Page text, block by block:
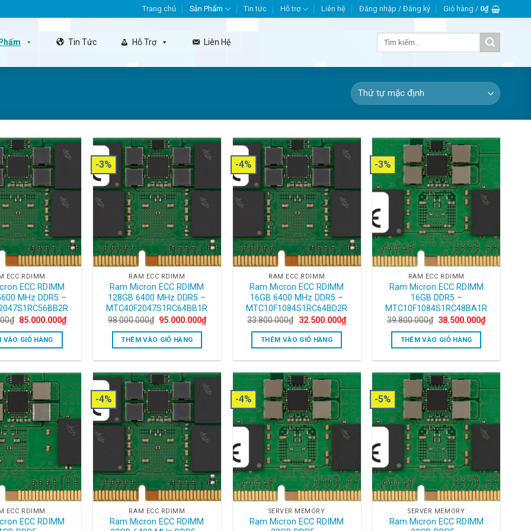
Trang chủ Sản Phẩm Tin tức Hỗ trợ Liên hệ Đăng nhập / Đăng ký Giỏ hàng / 0₫
Tin Tức Hỗ Trợ Liên Hệ
Tìm
ECC RDIMM
ECC RDIMM
MHz DDR5 –
₫ Original
was:
98.000.000₫.
85.000.000₫Current
price
VÀO GIỎ HÀNG
-3%
RAM ECC RDIMM
Ram Micron ECC RDIMM
128GB 6400 MHz DDR5 –
MTC40F2047S1RC64BB1R
98.000.000₫ Original
was:
98.000.000₫.
95.000.000₫Current
price
THÊM VÀO GIỎ HÀNG
-4%
RAM ECC RDIMM
Ram Micron ECC RDIMM
16GB 6400 MHz DDR5 –
MTC10F1084S1RC64BD2R
33.800.000₫ Original
was:
33.800.000₫.
32.500.000₫Current
price
THÊM VÀO GIỎ HÀNG
-3%
RAM ECC RDIMM
Ram Micron ECC RDIMM
16GB DDR5 –
MTC10F1084S1RC48BA1R
39.800.000₫ Original
was:
39.800.000₫.
38.500.000₫Current
price
THÊM VÀO GIỎ HÀNG
ECC RDIMM
ECC RDIMM
-4%
RAM ECC RDIMM
Ram Micron ECC RDIMM
-4%
SERVER MEMORY
Ram Micron ECC RDIMM
-5%
SERVER MEMORY
Ram Micron ECC RDIMM